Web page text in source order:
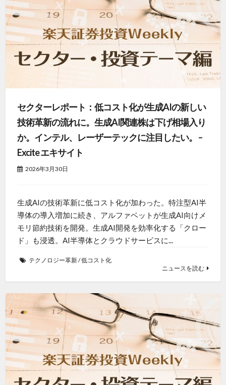
セクターレポート：低コスト化が生成AIの新しい
技術革新の流れに。生成AI関連株は下げ相場入り
か。インテル、レーザーテックに注目したい。 –
Excite エキサイト
2026年3月30日
生成AIの技術革新に低コスト化が加わった。特注型AI半
導体の導入増加に続き、アルファベットが生成AI向けメ
モリ節約技術を開発。生成AI開発を効率化する「クロー
ド」も浸透。AI半導体とクラウドサービスに...
テクノロジー革新/低コスト化
ニュースを読む